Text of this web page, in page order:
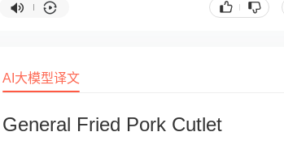
AI大模型译文
General Fried Pork Cutlet